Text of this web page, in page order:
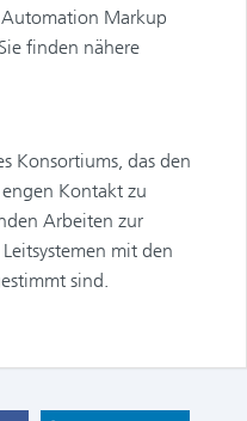
Automation Markup
finden nähere
Konsortiums, das den
Kontakt zu
Arbeiten zur
mit den
sind.